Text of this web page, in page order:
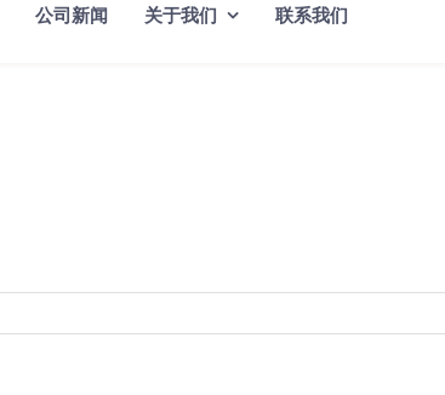
公司新闻 关于我们 联系我们